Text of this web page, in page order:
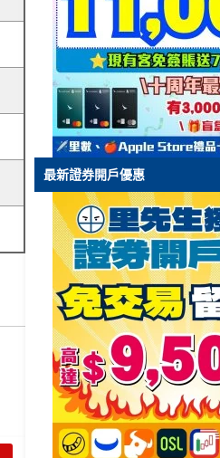
最新證券開戶優惠